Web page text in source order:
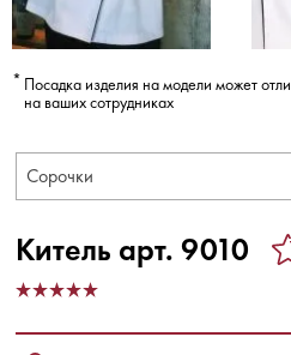
Посадка изделия на модели может
на ваших сотрудниках
Сорочки
Китель арт. 9010